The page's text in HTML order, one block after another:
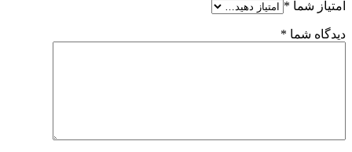
امتیاز شما *
دیدگاه شما *